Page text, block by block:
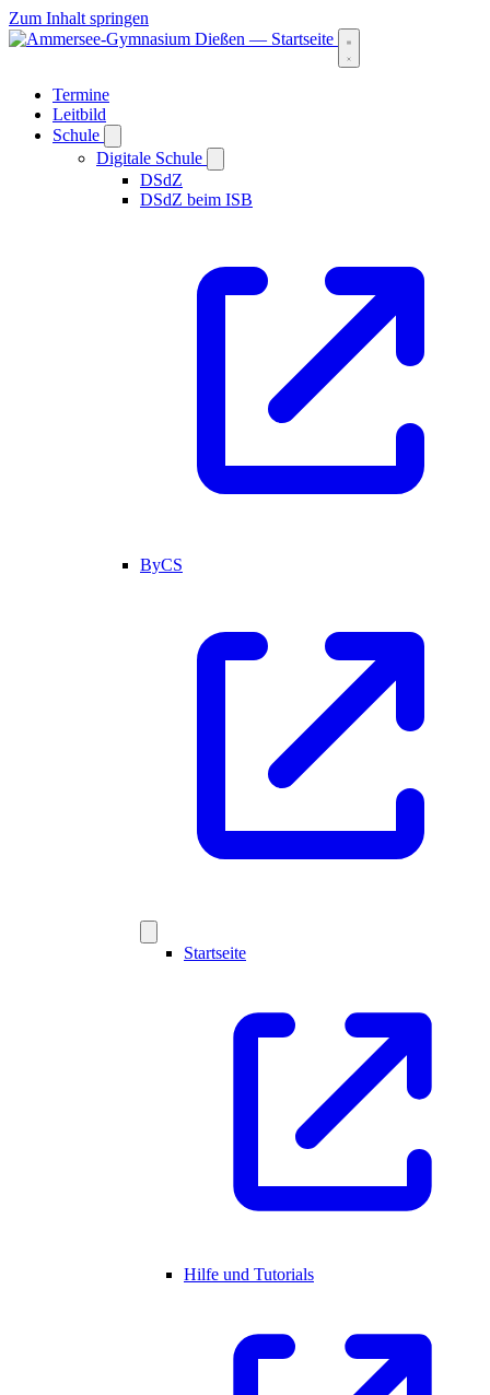
Zum Inhalt springen
Termine
Leitbild
Schule
Digitale Schule
DSdZ
DSdZ beim ISB
ByCS
Startseite
Hilfe und Tutorials